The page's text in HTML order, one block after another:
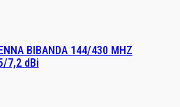
BIBANDA 144/430 MHZ
7,2 dBi